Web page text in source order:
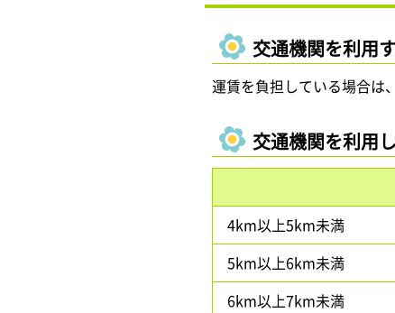
交通機関を利用
運賃を負担している場合は
交通機関を利用
4km以上5km未満
5km以上6km未満
6km以上7km未満